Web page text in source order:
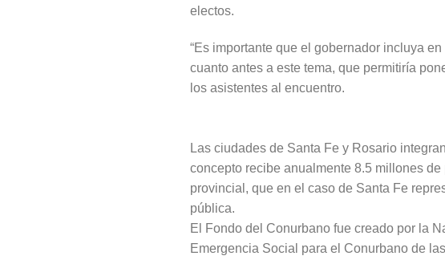
electos.
“Es importante que el gobernador incluya
cuanto antes a este tema, que permitiría
los asistentes al encuentro.
Las ciudades de Santa Fe y Rosario
concepto recibe anualmente 8.5 millones
provincial, que en el caso de Santa Fe
pública.
El Fondo del Conurbano fue creado por la
Emergencia Social para el Conurbano de